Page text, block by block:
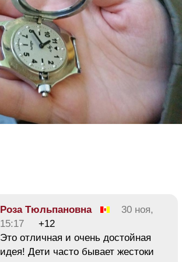
Роза Тюльпановна
30 ноя,
15:17
+12
Это отличная и очень достойная
идея! Дети часто бывает жестоки